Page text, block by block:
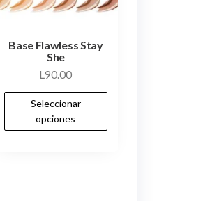
Base Flawless Stay
She
L90.00
Seleccionar
opciones